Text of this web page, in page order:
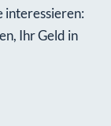
interessieren:
Ihr Geld in